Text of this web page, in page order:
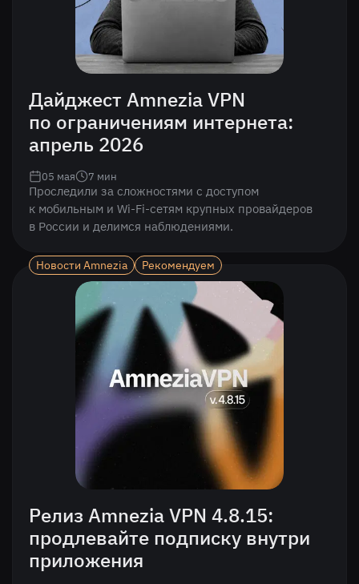
Дайджест Amnezia VPN
по ограничениям интернета:
апрель 2026
Проследили за сложностями с доступом
к мобильным и Wi-Fi-сетям крупных провайдеров
в России и делимся наблюдениями.
05 мая 7 мин
Новости Amnezia Рекомендуем
Релиз Amnezia VPN 4.8.15:
продлевайте подписку внутри
приложения